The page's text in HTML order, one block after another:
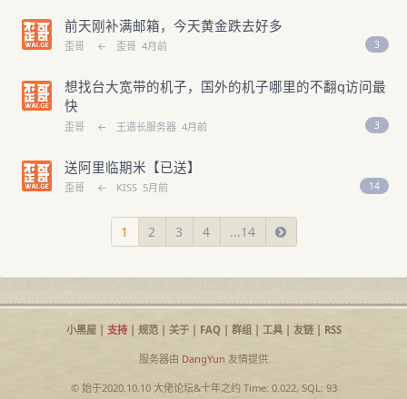
前天刚补满邮箱，今天黄金跌去好多
歪哥 ← 歪哥 4月前 3
想找台大宽带的机子，国外的机子哪里的不翻q访问最
快
歪哥 ← 王道长服务器 4月前 3
送阿里临期米【已送】
歪哥 ← KISS 5月前 14
1 2 3 4 ...14
小黑屋| 支持| 规范| 关于| FAQ| 群组| 工具| 友链| RSS
服务器由 DangYun 友情提供
© 始于2020.10.10 大佬论坛&十年之约Time: 0.022, SQL: 93